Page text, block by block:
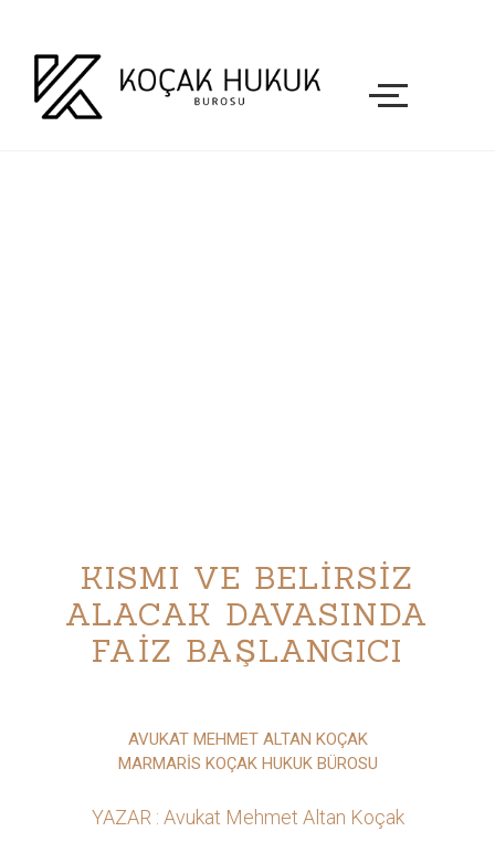
KISMI VE BELİRSİZ
ALACAK DAVASINDA
FAİZ BAŞLANGICI
AVUKAT MEHMET ALTAN KOÇAK
MARMARİS KOÇAK HUKUK BÜROSU
YAZAR : Avukat Mehmet Altan Koçak